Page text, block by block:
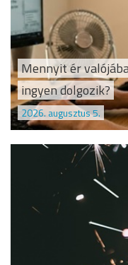
Mennyit ér
ingyen dolgozik?
2026. augusztus 5.